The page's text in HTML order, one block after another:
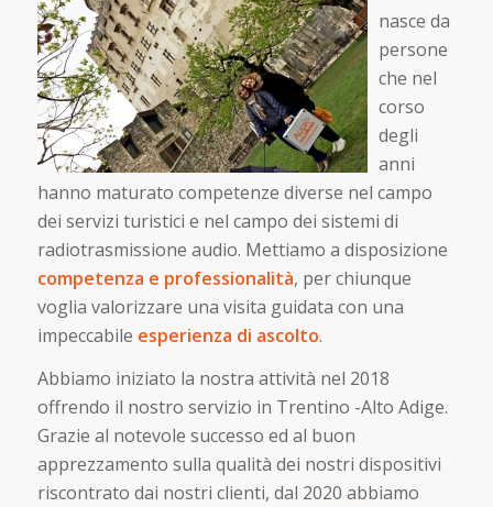
nasce da
persone
che nel
corso
degli
anni
hanno maturato competenze diverse nel campo
dei servizi turistici e nel campo dei sistemi di
radiotrasmissione audio. Mettiamo a disposizione
competenza e professionalità, per chiunque
voglia valorizzare una visita guidata con una
impeccabile esperienza di ascolto.
Abbiamo iniziato la nostra attività nel 2018
offrendo il nostro servizio in Trentino -Alto Adige.
Grazie al notevole successo ed al buon
apprezzamento sulla qualità dei nostri dispositivi
riscontrato dai nostri clienti, dal 2020 abbiamo